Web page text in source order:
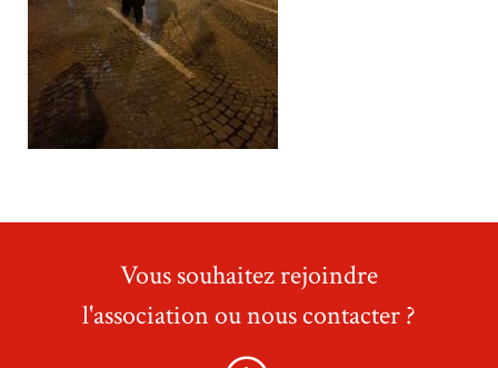
Vous souhaitez rejoindre
l'association ou nous contacter ?